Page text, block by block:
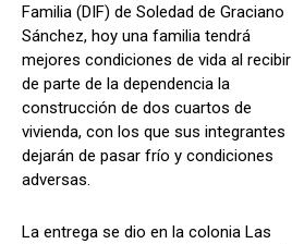
Familia (DIF) de Soledad de Graciano
Sánchez, hoy una familia tendrá
mejores condiciones de vida al recibir
de parte de la dependencia la
construcción de dos cuartos de
vivienda, con los que sus integrantes
dejarán de pasar frío y condiciones
adversas.
La entrega se dio en la colonia Las